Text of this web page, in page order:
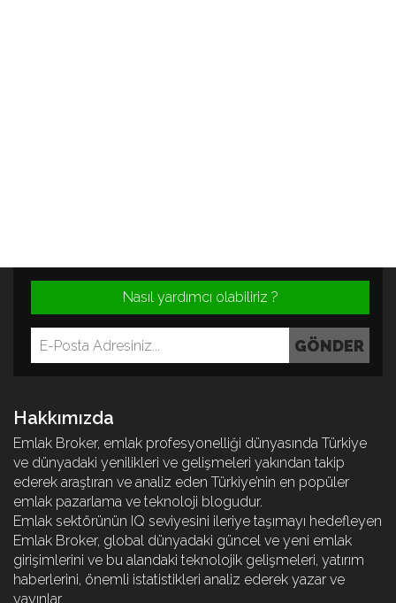
Nasıl yardımcı olabiliriz ?
Hakkımızda
Emlak Broker, emlak profesyonelliği dünyasında Türkiye
ve dünyadaki yenilikleri ve gelişmeleri yakından takip
ederek araştıran ve analiz eden Türkiye’nin en popüler
emlak pazarlama ve teknoloji blogudur.
Emlak sektörünün IQ seviyesini ileriye taşımayı hedefleyen
Emlak Broker, global dünyadaki güncel ve yeni emlak
girişimlerini ve bu alandaki teknolojik gelişmeleri, yatırım
haberlerini, önemli istatistikleri analiz ederek yazar ve
yayınlar.